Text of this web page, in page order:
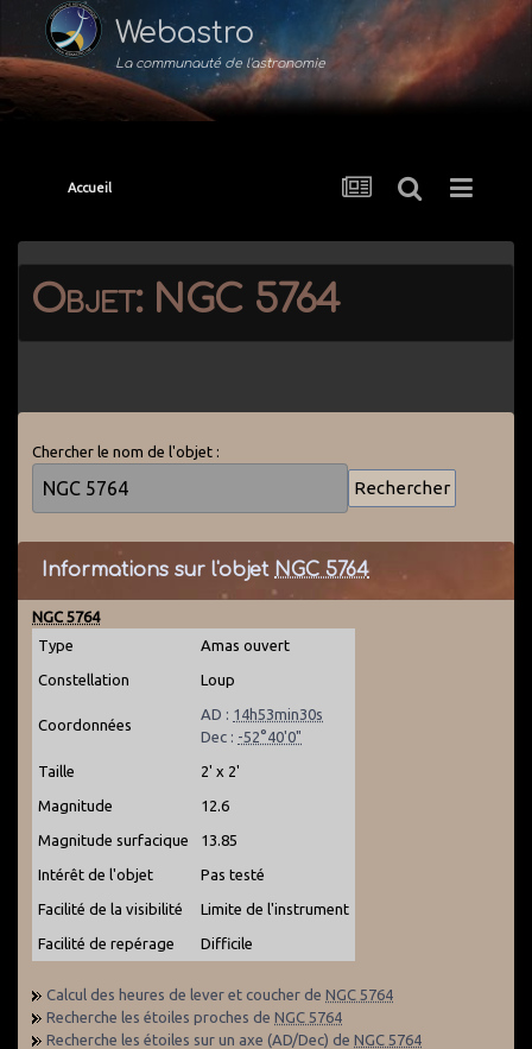
Webastro
La communauté de l'astronomie
Accueil
Objet: NGC 5764
Chercher le nom de l'objet :
Informations sur l'objet NGC 5764
NGC 5764
Type
Amas ouvert
Constellation Loup
Coordonnées
AD : 14h53min30s
Dec : -52°40'0"
Taille 2' x 2'
Magnitude 12.6
Magnitude surfacique 13.85
Intérêt de l'objet Pas testé
Facilité de la visibilité Limite de l'instrument
Facilité de repérage Difficile
Calcul des heures de lever et coucher de NGC 5764
Recherche les étoiles proches de NGC 5764
Recherche les étoiles sur un axe (AD/Dec) de NGC 5764